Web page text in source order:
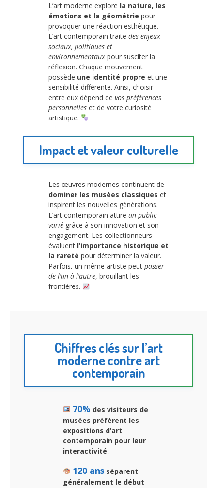
L’art moderne explore la nature, les
émotions et la géométrie pour
provoquer une réaction esthétique.
L’art contemporain traite des enjeux
sociaux, politiques et
environnementaux pour susciter la
réflexion. Chaque mouvement
possède une identité propre et une
sensibilité différente. Ainsi, choisir
entre eux dépend de vos préférences
personnelles et de votre curiosité
artistique.
Impact et valeur culturelle
Les œuvres modernes continuent de
dominer les musées classiques et
inspirent les nouvelles générations.
L’art contemporain attire un public
varié grâce à son innovation et son
engagement. Les collectionneurs
évaluent l’importance historique et
la rareté pour déterminer la valeur.
Parfois, un même artiste peut passer
de l’un à l’autre, brouillant les
frontières.
Chiffres clés sur l’art
moderne contre art
contemporain
70% des visiteurs de
musées préfèrent les
expositions d’art
contemporain pour leur
interactivité.
120 ansséparent
généralement le début